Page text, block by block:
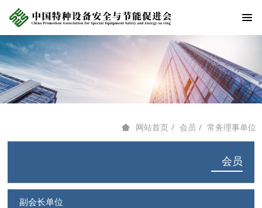
会员
副会长单位
网站首页 会员 常务理事单位